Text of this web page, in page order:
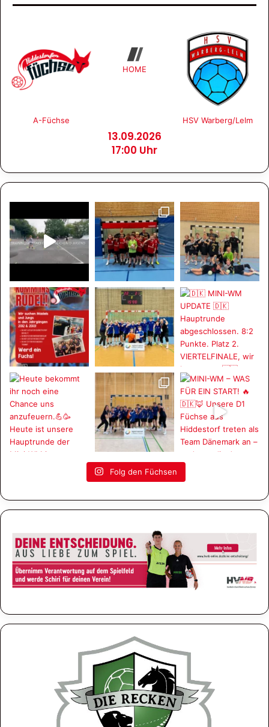
A-Füchse
HOME
HSV Warberg/Lelm
13.09.2026
17:00 Uhr
Folg den Füchsen